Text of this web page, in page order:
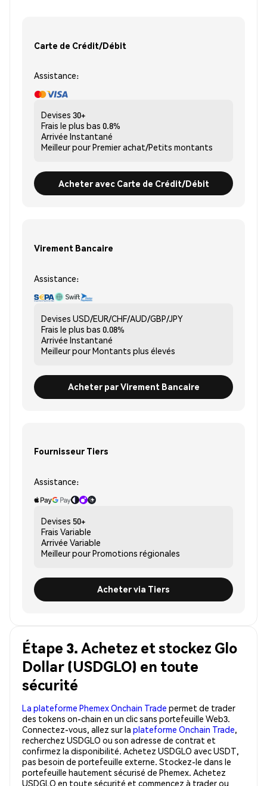
Carte de Crédit/Débit
Assistance:
Devises 30+
Frais le plus bas 0.8%
Arrivée Instantané
Meilleur pourPremier achat/Petits montants
Acheter avec Carte de Crédit/Débit
Virement Bancaire
Assistance:
Devises USD/EUR/CHF/AUD/GBP/JPY
Frais le plus bas 0.08%
Arrivée Instantané
Meilleur pourMontants plus élevés
Acheter par Virement Bancaire
Fournisseur Tiers
Assistance:
Devises 50+
Frais Variable
Arrivée Variable
Meilleur pourPromotions régionales
Acheter via Tiers
Étape 3. Achetez et stockez Glo
Dollar (USDGLO) en toute
sécurité
La plateforme Phemex Onchain Trade permet de trader
des tokens on-chain en un clic sans portefeuille Web3.
Connectez-vous, allez sur la plateforme Onchain Trade,
recherchez USDGLO ou son adresse de contrat et
confirmez la disponibilité. Achetez USDGLO avec USDT,
pas besoin de portefeuille externe. Stockez-le dans le
portefeuille hautement sécurisé de Phemex. Achetez
USDGLO en toute sécurité et commencez à trader ou